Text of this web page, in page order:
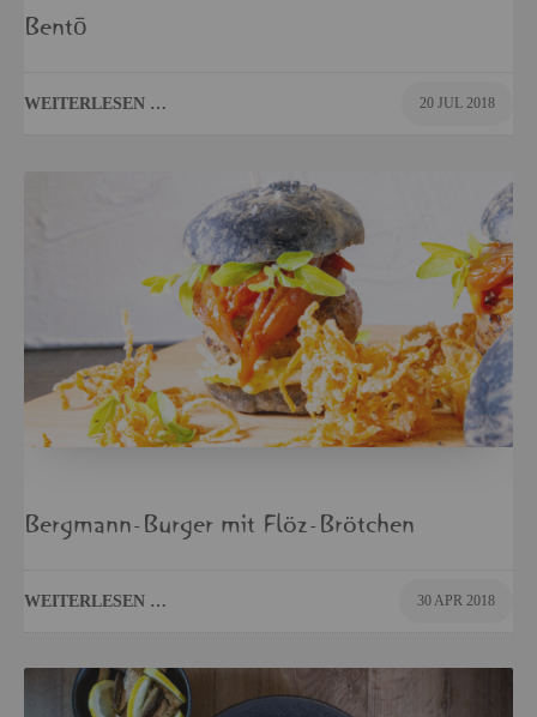
Bentō
WEI­TER­LE­SEN … 20 JUL 2018
Berg­mann-Bur­ger mit Flöz-Bröt­chen
WEI­TER­LE­SEN … 30 APR 2018